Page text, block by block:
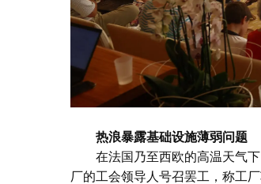
热浪暴露基础设施薄弱问题
在法国乃至西欧的高温天气
厂的工会领导人号召罢工，称工